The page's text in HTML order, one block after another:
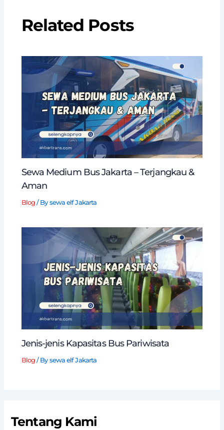
Related Posts
Sewa Medium Bus Jakarta – Terjangkau &
Aman
Blog/ By sewa elf Jakarta
Jenis-jenis Kapasitas Bus Pariwisata
Blog/ By sewa elf Jakarta
Tentang Kami